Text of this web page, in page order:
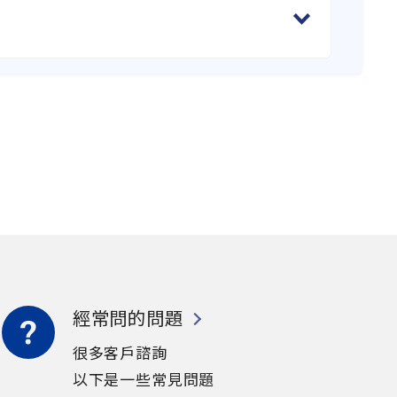
經常問的問題
很多客戶諮詢
以下是一些常見問題